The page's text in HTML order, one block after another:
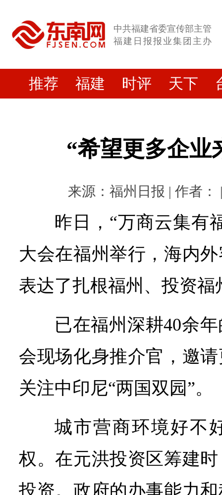
中共福建省委宣传部主管
福建日报报业集团主办
推荐 福建 时评 天下
“希望更多企业
来源：福州日报 | 作者：
昨日，“万商云集有
大会在福州举行，海内
表达了扎根福州、投资
已在福州深耕40余
会现场化身推介官，邀
关注中印尼“两国双园”。
城市营商环境好不
权。在元洪投资区筹建
投资。政府的办事能力